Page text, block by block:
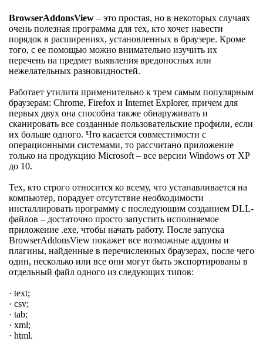
BrowserAddonsView – это простая, но в некоторых случаях
очень полезная программа для тех, кто хочет навести
порядок в расширениях, установленных в браузере. Кроме
того, с ее помощью можно внимательно изучить их
перечень на предмет выявления вредоносных или
нежелательных разновидностей.
Работает утилита применительно к трем самым популярным
браузерам: Chrome, Firefox и Internet Explorer, причем для
первых двух она способна также обнаруживать и
сканировать все созданные пользовательские профили, если
их больше одного. Что касается совместимости с
операционными системами, то рассчитано приложение
только на продукцию Microsoft – все версии Windows от XP
до 10.
Тех, кто строго относится ко всему, что устанавливается на
компьютер, порадует отсутствие необходимости
инсталлировать программу с последующим созданием DLL-
файлов – достаточно просто запустить исполняемое
приложение .exe, чтобы начать работу. После запуска
BrowserAddonsView покажет все возможные аддоны и
плагины, найденные в перечисленных браузерах, после чего
один, несколько или все они могут быть экспортированы в
отдельный файл одного из следующих типов:
· text;
· csv;
· tab;
· xml;
· html.